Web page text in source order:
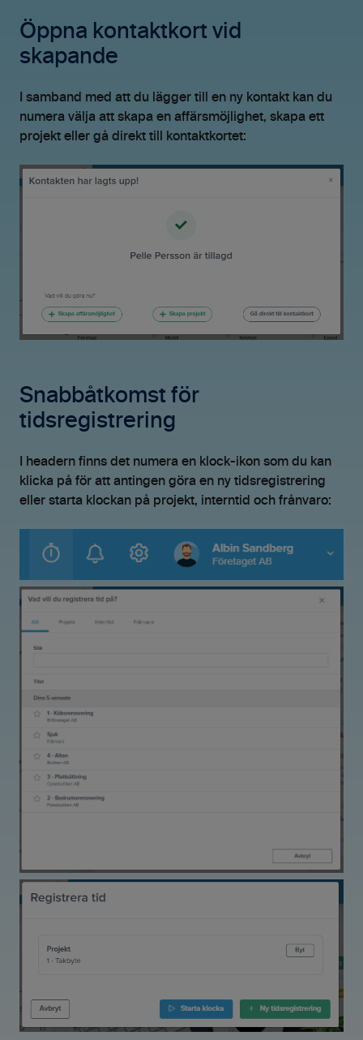
Öppna kontaktkort vid
skapande
I samband med att du lägger till en ny kontakt kan du
numera välja att skapa en affärsmöjlighet, skapa ett
projekt eller gå direkt till kontaktkortet:
Snabbåtkomst för
tidsregistrering
I headern finns det numera en klock-ikon som du kan
klicka på för att antingen göra en ny tidsregistrering
eller starta klockan på projekt, interntid och frånvaro: